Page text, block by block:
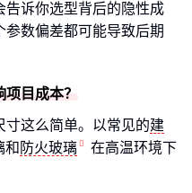
告诉你选型背后的隐性成
数偏差都可能导致后期
目成本？
寸这么简单。以常见的建
和 防火玻璃
在高温环境下